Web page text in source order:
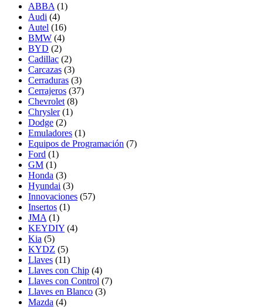
ABBA (1)
Audi (4)
Autel (16)
BMW (4)
BYD (2)
Cadillac (2)
Carcazas (3)
Cerraduras (3)
Cerrajeros (37)
Chevrolet (8)
Chrysler (1)
Dodge (2)
Emuladores (1)
Equipos de Programación (7)
Ford (1)
GM (1)
Honda (3)
Hyundai (3)
Innovaciones (57)
Insertos (1)
JMA (1)
KEYDIY (4)
Kia (5)
KYDZ (5)
Llaves (11)
Llaves con Chip (4)
Llaves con Control (7)
Llaves en Blanco (3)
Mazda (4)